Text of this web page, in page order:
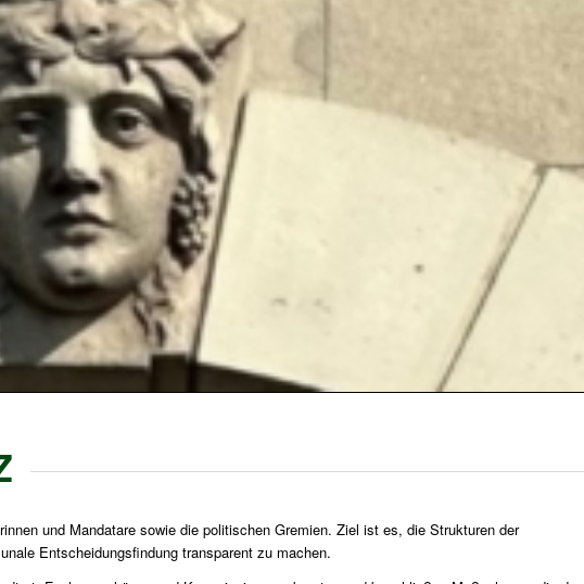
und Mandatare sowie die politischen Gremien. Ziel ist es, die Strukturen der
Entscheidungsfindung transparent zu machen.